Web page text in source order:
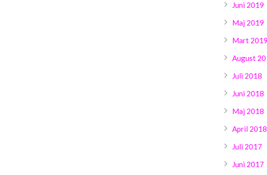
Juni 2019
Maj 2019
Mart 2019
August
Juli 2018
Juni 2018
Maj 2018
April 2018
Juli 2017
Juni 2017